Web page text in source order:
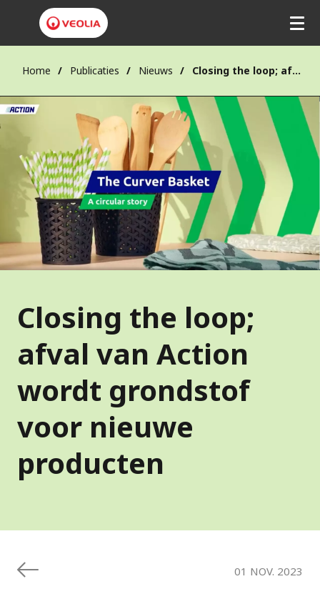
Home Publicaties Nieuws Closing the loop; afval van Action wordt grondstof voor nieuwe producten
Closing the loop;
afval van Action
wordt grondstof
voor nieuwe
producten
01 NOV. 2023